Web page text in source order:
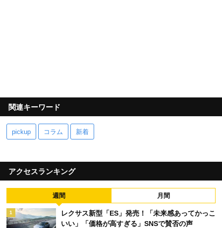
関連キーワード
pickup コラム 新着
アクセスランキング
週間 月間
1
レクサス新型「ES」発売！「未来感あってかっこ
いい」「価格が高すぎる」SNSで賛否の声